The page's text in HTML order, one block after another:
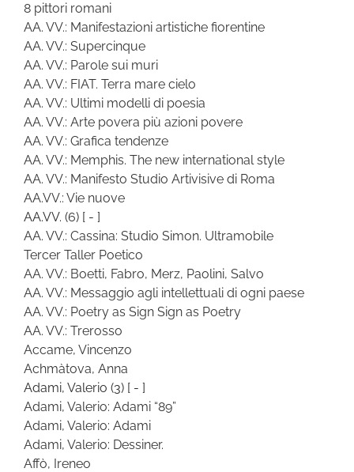
8 pittori romani
AA. VV.: Manifestazioni artistiche fiorentine
AA. VV.: Supercinque
AA. VV.: Parole sui muri
AA. VV.: FIAT. Terra mare cielo
AA. VV.: Ultimi modelli di poesia
AA. VV.: Arte povera più azioni povere
AA. VV.: Grafica tendenze
AA. VV.: Memphis. The new international style
AA. VV.: Manifesto Studio Artivisive di Roma
AA.VV.: Vie nuove
AA.VV. (6) [ - ]
AA. VV.: Cassina: Studio Simon. Ultramobile
Tercer Taller Poetico
AA. VV.: Boetti, Fabro, Merz, Paolini, Salvo
AA. VV.: Messaggio agli intellettuali di ogni paese
AA. VV.: Poetry as Sign Sign as Poetry
AA. VV.: Trerosso
Accame, Vincenzo
Achmàtova, Anna
Adami, Valerio (3) [ - ]
Adami, Valerio: Adami “89”
Adami, Valerio: Adami
Adami, Valerio: Dessiner.
Affò, Ireneo